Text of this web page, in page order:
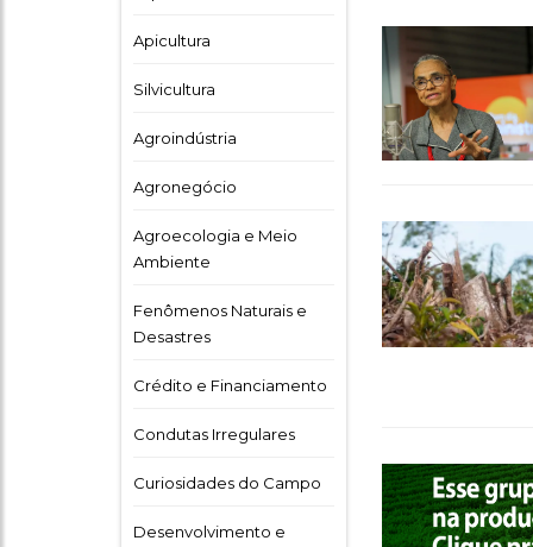
Apicultura
Silvicultura
Agroindústria
Agronegócio
Agroecologia e Meio
Ambiente
Fenômenos Naturais e
Desastres
Crédito e Financiamento
Condutas Irregulares
Curiosidades do Campo
Desenvolvimento e